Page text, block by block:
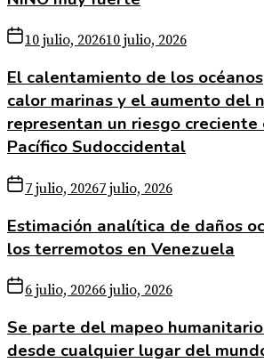
10 julio, 202610 julio, 2026
El calentamiento de los
calor marinas y el aumento del
representan un riesgo
Pacífico Sudoccidental
7 julio, 20267 julio, 2026
Estimación analítica de daños
los terremotos en Venezuela
6 julio, 20266 julio, 2026
Se parte del mapeo
desde cualquier lugar del